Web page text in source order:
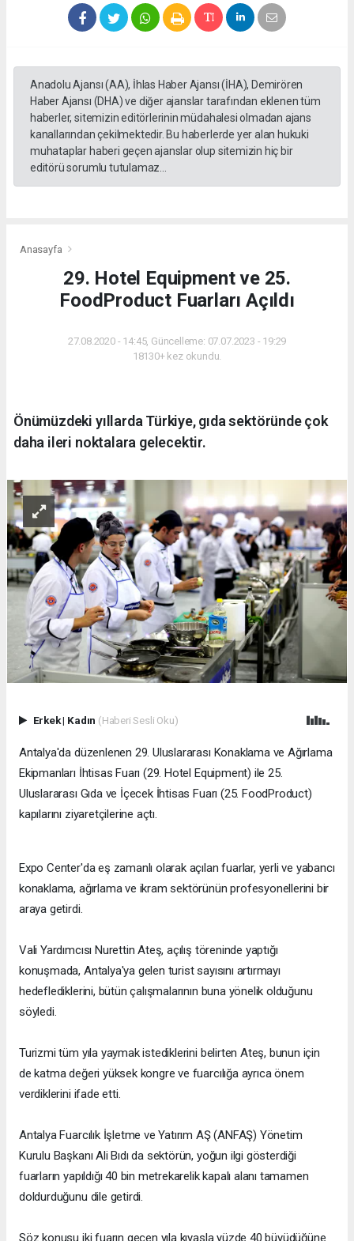
Anadolu Ajansı (AA), İhlas Haber Ajansı (İHA), Demirören
Haber Ajansı (DHA) ve diğer ajanslar tarafından eklenen tüm
haberler, sitemizin editörlerinin müdahalesi olmadan ajans
kanallarından çekilmektedir. Bu haberlerde yer alan hukuki
muhataplar haberi geçen ajanslar olup sitemizin hiç bir
editörü sorumlu tutulamaz...
Anasayfa
29. Hotel Equipment ve 25.
FoodProduct Fuarları Açıldı
27.08.2020 - 14:45, Güncelleme: 07.07.2023 - 19:29
18130+ kez okundu.
Önümüzdeki yıllarda Türkiye, gıda sektöründe çok
daha ileri noktalara gelecektir.
Erkek| Kadın (Haberi Sesli Oku)
​Antalya'da düzenlenen 29. Uluslararası Konaklama ve Ağırlama
Ekipmanları İhtisas Fuarı (29. Hotel Equipment) ile 25.
Uluslararası Gıda ve İçecek İhtisas Fuarı (25. FoodProduct)
kapılarını ziyaretçilerine açtı.
Expo Center'da eş zamanlı olarak açılan fuarlar, yerli ve yabancı
konaklama, ağırlama ve ikram sektörünün profesyonellerini bir
araya getirdi.
Vali Yardımcısı Nurettin Ateş, açılış töreninde yaptığı
konuşmada, Antalya'ya gelen turist sayısını artırmayı
hedeflediklerini, bütün çalışmalarının buna yönelik olduğunu
söyledi.
Turizmi tüm yıla yaymak istediklerini belirten Ateş, bunun için
de katma değeri yüksek kongre ve fuarcılığa ayrıca önem
verdiklerini ifade etti.
Antalya Fuarcılık İşletme ve Yatırım AŞ (ANFAŞ) Yönetim
Kurulu Başkanı Ali Bıdı da sektörün, yoğun ilgi gösterdiği
fuarların yapıldığı 40 bin metrekarelik kapalı alanı tamamen
doldurduğunu dile getirdi.
Söz konusu iki fuarın geçen yıla kıyasla yüzde 40 büyüdüğüne